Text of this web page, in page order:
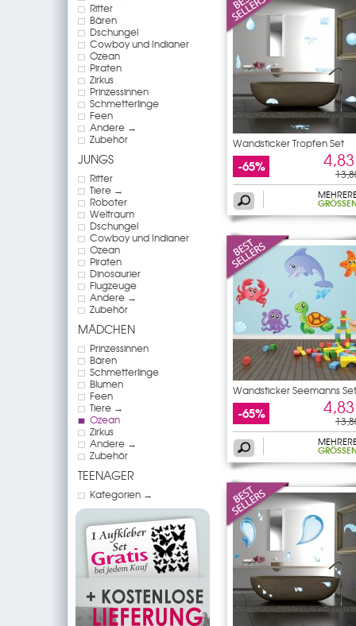
Ritter
Bären
Dschungel
Cowboy und Indianer
Ozean
Piraten
Zirkus
Prinzessinnen
Schmetterlinge
Feen
Andere →
Zubehör
JUNGS
Ritter
Tiere →
Roboter
Weltraum
Dschungel
Cowboy und Indianer
Ozean
Piraten
Dinosaurier
Flugzeuge
Andere →
Zubehör
MÄDCHEN
Prinzessinnen
Bären
Schmetterlinge
Blumen
Feen
Tiere →
Ozean
Zirkus
Andere →
Zubehör
TEENAGER
Kategorien →
Wandsticker Tropfen Set
-65%
GRÖSSEN
Wandsticker Seemanns Set
-65%
GRÖSSEN